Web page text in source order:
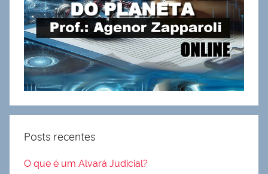
Posts recentes
O que é um Alvará Judicial?